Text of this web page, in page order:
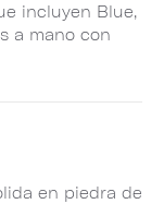
incluyen Blue,
a mano con
en piedra de